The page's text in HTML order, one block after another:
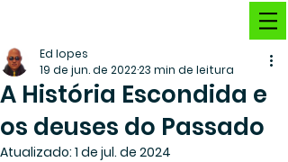
A História Escondida e
os deuses do Passado
Ed lopes
19 de jun. de 202223 min de leitura
Atualizado: 1 de jul. de 2024